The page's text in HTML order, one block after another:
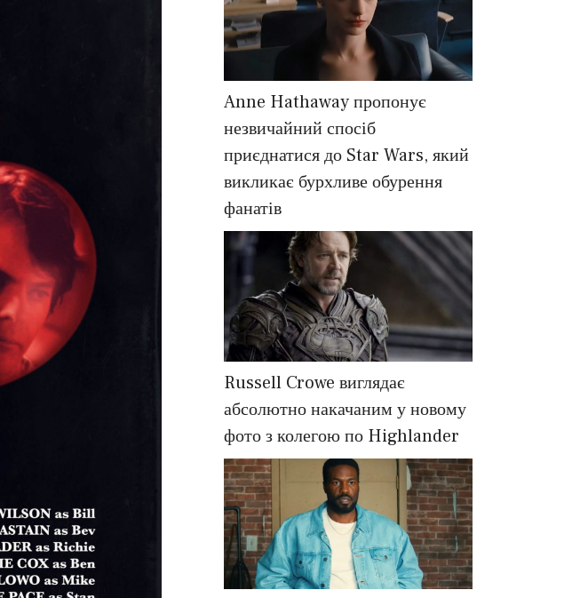
Anne Hathaway пропонує
незвичайний спосіб
приєднатися до Star Wars, який
викликає бурхливе обурення
фанатів
Russell Crowe виглядає
абсолютно накачаним у новому
фото з колегою по Highlander